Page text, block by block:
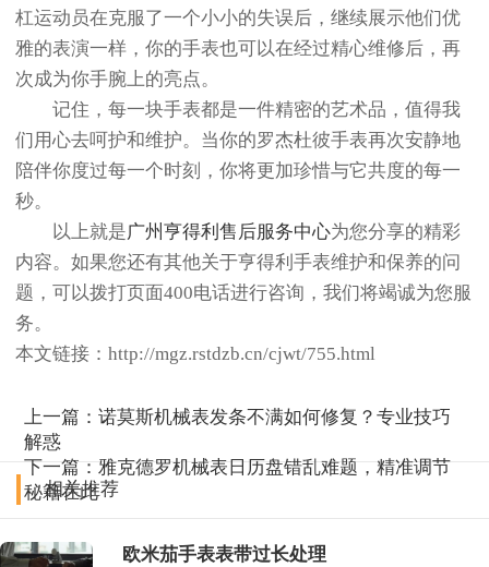
杠运动员在克服了一个小小的失误后，继续展示他们优
雅的表演一样，你的手表也可以在经过精心维修后，再
次成为你手腕上的亮点。
记住，每一块手表都是一件精密的艺术品，值得我
们用心去呵护和维护。当你的罗杰杜彼手表再次安静地
陪伴你度过每一个时刻，你将更加珍惜与它共度的每一
秒。
以上就是广州亨得利售后服务中心为您分享的精彩
内容。如果您还有其他关于亨得利手表维护和保养的问
题，可以拨打页面400电话进行咨询，我们将竭诚为您服
务。
本文链接：http://mgz.rstdzb.cn/cjwt/755.html
上一篇：诺莫斯机械表发条不满如何修复？专业技巧
解惑
下一篇： 雅克德罗机械表日历盘错乱难题，精准调节
秘籍在此
相关推荐
欧米茄手表表带过长处理